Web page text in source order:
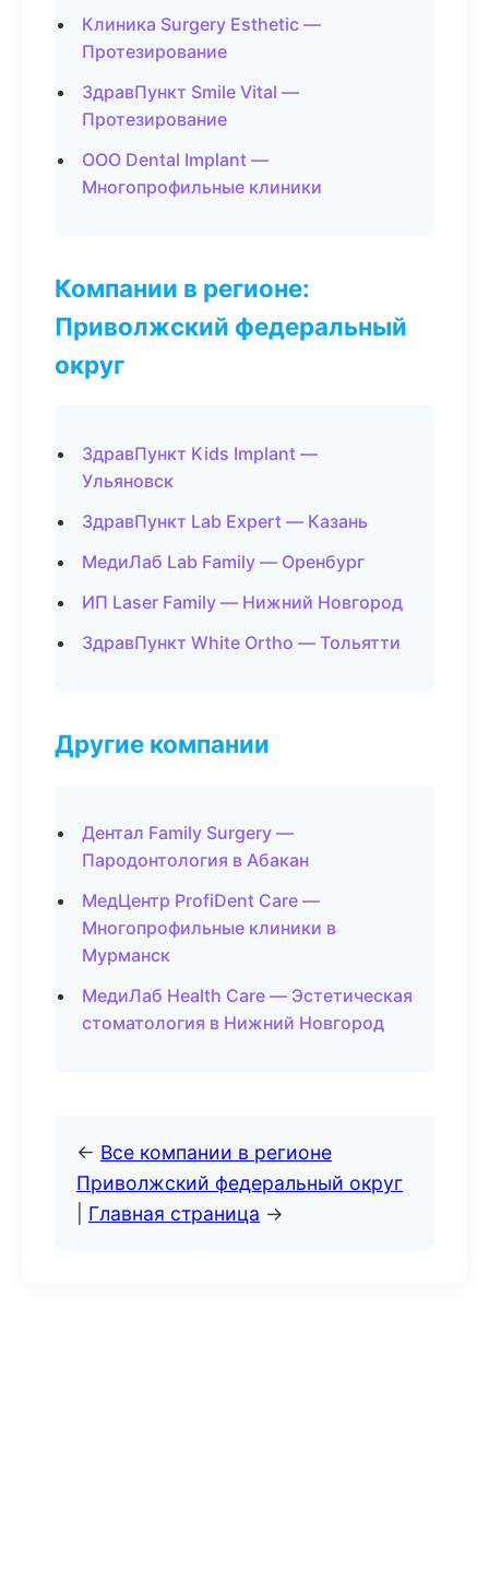
Клиника Surgery Esthetic —
Протезирование
ЗдравПункт Smile Vital —
Протезирование
ООО Dental Implant —
Многопрофильные клиники
Компании в регионе:
Приволжский федеральный
округ
ЗдравПункт Kids Implant —
Ульяновск
ЗдравПункт Lab Expert — Казань
МедиЛаб Lab Family — Оренбург
ИП Laser Family — Нижний Новгород
ЗдравПункт White Ortho — Тольятти
Другие компании
Дентал Family Surgery —
Пародонтология в Абакан
МедЦентр ProfiDent Care —
Многопрофильные клиники в
Мурманск
МедиЛаб Health Care — Эстетическая
стоматология в Нижний Новгород
← Все компании в регионе
Приволжский федеральный округ
Главная страница →